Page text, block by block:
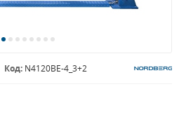
Код: N4120BE-4_3+2